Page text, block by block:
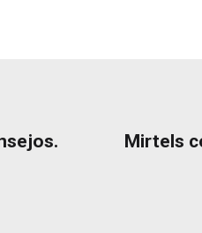
Mirtels